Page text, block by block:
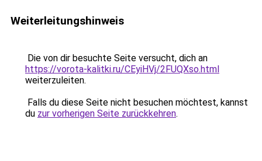
Weiterleitungshinweis
Die von dir besuchte Seite versucht, dich an
https://vorota-kalitki.ru/CEyiHVj/2FUQXso.html
weiterzuleiten.
Falls du diese Seite nicht besuchen möchtest, kannst
du zur vorherigen Seite zurückkehren.